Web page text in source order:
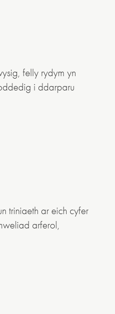
felly rydym yn
i ddarparu
triniaeth ar eich cyfer
arferol,